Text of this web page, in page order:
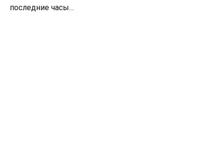
последние часы…